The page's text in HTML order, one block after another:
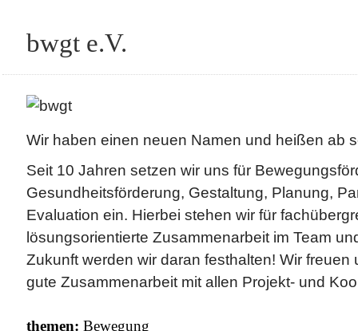
bwgt e.V.
Wir haben einen neuen Namen und heißen ab
Seit 10 Jahren setzen wir uns für
Gesundheitsförderung, Gestaltung, Planung,
Evaluation ein. Hierbei stehen wir für
lösungsorientierte Zusammenarbeit im Team
Zukunft werden wir daran festhalten! Wir freuen
gute Zusammenarbeit mit allen Projekt- und
themen: Bewegung